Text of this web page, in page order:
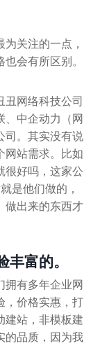
关注的一点，
会有所区别。
丑网络科技公司
、中企动力（网
司。其实没有说
网站需求。比如
很好吗，这家公
是他们做的，
做出来的东西才
丰富的。
拥有多年企业网
，价格实惠，打
建站，非模板建
的品质，因为我